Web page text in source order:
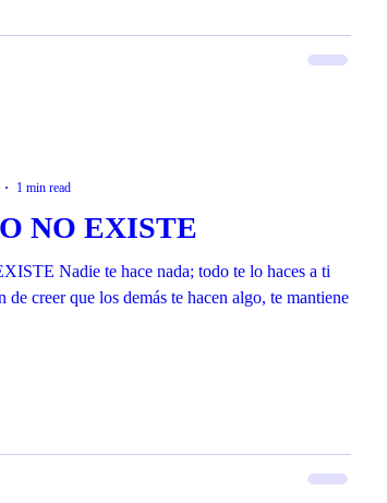
NO EXISTE
Nadie te hace nada; todo te lo haces a ti
creer que los demás te hacen algo, te mantiene
1 min read